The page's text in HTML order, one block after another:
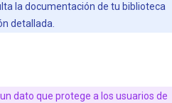
la documentación de tu biblioteca
detallada.
dato que protege a los usuarios de